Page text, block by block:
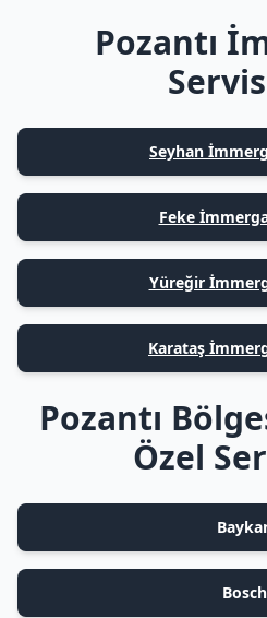
Pozantı
Seyhan
Feke
Yüreğir
Karataş
Pozantı
Özel
Bosch